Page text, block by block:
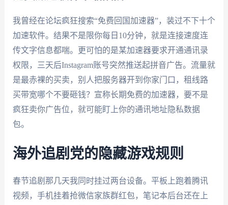
我曾经在论坛疯狂搜索“免费回国加速器”，装过不下十个
加速软件。结果不是限你每日10分钟，就是连接速度连
传文字信息都喘。更可怕的是某加速器要求开通通讯录
权限，三天后Instagram账号突然推送起拼音广告。流量就
是最赤裸的买卖，别人把服务器开到你家门口，租线路
买带宽哪个不要砸钱？宣称长期免费的加速器，要不是
疯狂卖你广告位，就可能盯上你的通讯地址隐私数据
包。
海外追剧党的隐藏游戏规则
春节追剧那几天我同时挂过两台设备。平板上跑着腾讯
视频，手机挂着抢微信家族群红包，笔记本后台还在上